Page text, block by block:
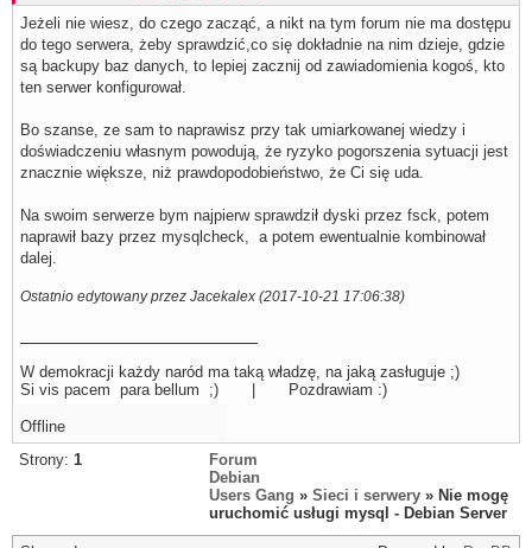
Jeżeli nie wiesz, do czego zacząć, a nikt na tym forum nie ma dostępu
do tego serwera, żeby sprawdzić,co się dokładnie na nim dzieje, gdzie
są backupy baz danych, to lepiej zacznij od zawiadomienia kogoś, kto
ten serwer konfigurował.
Bo szanse, ze sam to naprawisz przy tak umiarkowanej wiedzy i
doświadczeniu własnym powodują, że ryzyko pogorszenia sytuacji jest
znacznie większe, niż prawdopodobieństwo, że Ci się uda.
Na swoim serwerze bym najpierw sprawdził dyski przez fsck, potem
naprawił bazy przez mysqlcheck, a potem ewentualnie kombinował
dalej.
Ostatnio edytowany przez Jacekalex (2017-10-21 17:06:38)
W demokracji każdy naród ma taką władzę, na jaką zasługuje ;)
Si vis pacem para bellum ;) | Pozdrawiam :)
Offline
Strony: 1
Forum
Debian
Users Gang » Sieci i serwery » Nie mogę
uruchomić usługi mysql - Debian Server